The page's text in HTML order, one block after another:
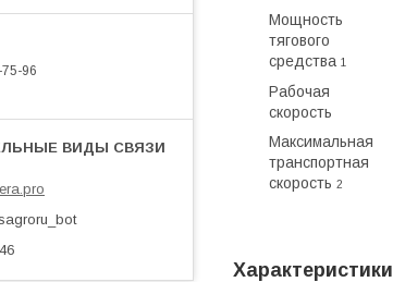
Мощность
тягового
средства 1
Рабочая
скорость
Максимальная
транспортная
скорость 2
Характеристики
96